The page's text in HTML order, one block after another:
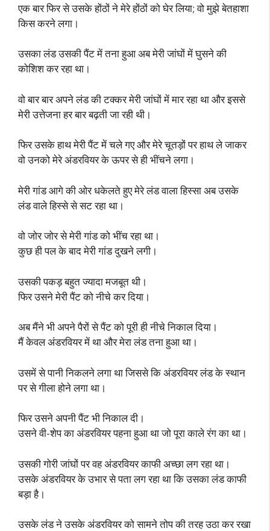
एक बार फिर से उसके होंठों ने मेरे होंठों को घेर लिया; वो मुझे बेतहाशा
किस करने लगा।
उसका लंड उसकी पैंट में तना हुआ अब मेरी जांघों में घुसने की
कोशिश कर रहा था।
वो बार बार अपने लंड की टक्कर मेरी जांघों में मार रहा था और इससे
मेरी उत्तेजना हर बार बढ़ती जा रही थी।
फिर उसके हाथ मेरी पैंट में चले गए और मेरे चूतड़ों पर हाथ ले जाकर
वो उनको मेरे अंडरवियर के ऊपर से ही भींचने लगा।
मेरी गांड आगे की ओर धकेलते हुए मेरे लंड वाला हिस्सा अब उसके
लंड वाले हिस्से से सट रहा था।
वो जोर जोर से मेरी गांड को भींच रहा था।
कुछ ही पल के बाद मेरी गांड दुखने लगी।
उसकी पकड़ बहुत ज्यादा मजबूत थी।
फिर उसने मेरी पैंट को नीचे कर दिया।
अब मैंने भी अपने पैरों से पैंट को पूरी ही नीचे निकाल दिया।
मैं केवल अंडरवियर में था और मेरा लंड तना हुआ था।
उसमें से पानी निकलने लगा था जिससे कि अंडरवियर लंड के स्थान
पर से गीला होने लगा था।
फिर उसने अपनी पैंट भी निकाल दी।
उसने वी-शेप का अंडरवियर पहना हुआ था जो पूरा काले रंग का था।
उसकी गोरी जांघों पर वह अंडरवियर काफी अच्छा लग रहा था।
उसके अंडरवियर के उभार से पता लग रहा था कि उसका लंड काफी
बड़ा है।
उसके लंड ने उसके अंडरवियर को सामने तोप की तरह उठा कर रखा